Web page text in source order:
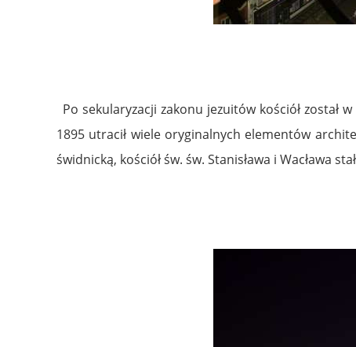
Po sekularyzacji zakonu jezuitów kościół został
1895 utracił wiele oryginalnych elementów
świdnicką, kościół św. św. Stanisława i Wacława